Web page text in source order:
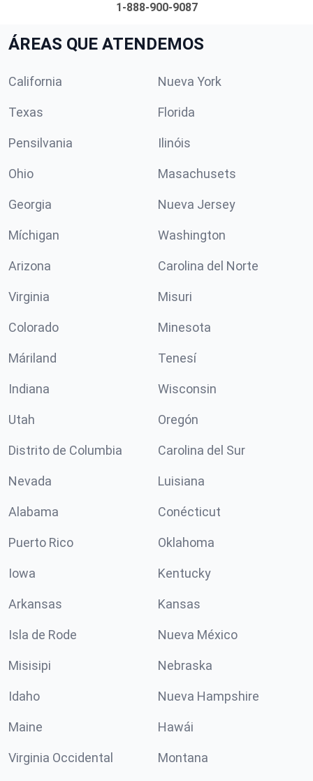
1-888-900-9087
ÁREAS QUE ATENDEMOS
California Nueva York
Texas Florida
Pensilvania Ilinóis
Ohio Masachusets
Georgia Nueva Jersey
Míchigan Washington
Arizona Carolina del Norte
Virginia Misuri
Colorado Minesota
Máriland Tenesí
Indiana Wisconsin
Utah Oregón
Distrito de Columbia Carolina del Sur
Nevada Luisiana
Alabama Conécticut
Puerto Rico Oklahoma
Iowa Kentucky
Arkansas Kansas
Isla de Rode Nueva México
Misisipi Nebraska
Idaho Nueva Hampshire
Maine Hawái
Virginia Occidental Montana